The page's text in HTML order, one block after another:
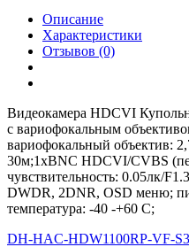
Описание
Характеристики
Отзывов (0)
Видеокамера HDCVI
с вариофокальным
вариофокальный объектив:
30м;1xBNC HDCVI/CVBS
чувствительность: 0.05лк/
DWDR, 2DNR, OSD меню;
температура: -40 -+60 С;
DH-HAC-HDW1100RP-VF-S3